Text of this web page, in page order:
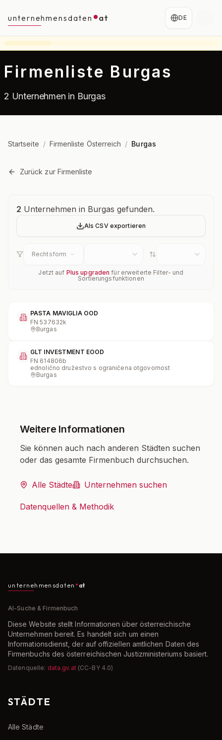
unternehmensdaten at DE
Firmenliste Burgas
2 Unternehmen in Burgas
Startseite / Firmenliste Österreich / Burgas
Zurück zur Firmenliste
Unternehmensübersicht
2 Unternehmen in Burgas gefunden.
Als CSV exportieren
Rechtsform
Jetzt auf Plus upgraden für erweiterte Filter- und
Sortierungsfunktionen
PASTA MAVIGLIA OOD
FN537632k
Burgas
GLT INVESTMENT EOOD
FN 614806b
ednolično družestvo s ograničena otgovornost
Burgas
Weitere Informationen
Sie können auch nach anderen Städten suchen
oder das gesamte Firmenbuch durchsuchen.
Alle Städte Unternehmen suchen
Datenquellen & Methodik
unternehmensdaten at
AI-Suche & Firmenbuch
Diese Website stellt Informationen über österreichische
Unternehmen bereit. Es handelt sich um einen
Informationsdienst, der auf offiziellen amtlichen Daten des
Firmenbuchs des österreichischen Justizministeriums basiert.
Datenquelle: data.gv.at (CC-BY 4.0)
STÄDTE
Alle Städte